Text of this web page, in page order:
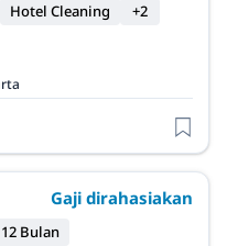
Hotel Cleaning +2
Gaji dirahasiakan
12 Bulan